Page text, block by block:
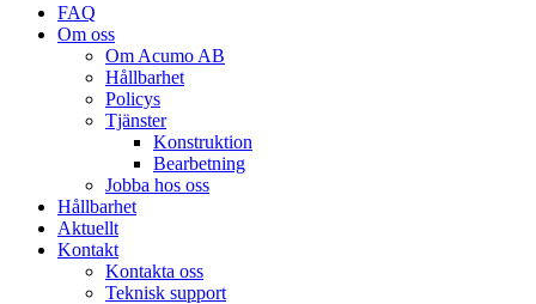
FAQ
Om oss
Om Acumo AB
Hållbarhet
Policys
Tjänster
Konstruktion
Bearbetning
Jobba hos oss
Hållbarhet
Aktuellt
Kontakt
Kontakta oss
Teknisk support